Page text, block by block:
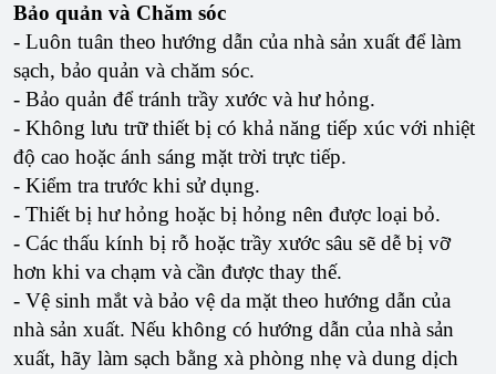
Bảo quản và Chăm sóc
- Luôn tuân theo hướng dẫn của nhà sản xuất để làm
sạch, bảo quản và chăm sóc.
- Bảo quản để tránh trầy xước và hư hỏng.
- Không lưu trữ thiết bị có khả năng tiếp xúc với nhiệt
độ cao hoặc ánh sáng mặt trời trực tiếp.
- Kiểm tra trước khi sử dụng.
- Thiết bị hư hỏng hoặc bị hỏng nên được loại bỏ.
- Các thấu kính bị rỗ hoặc trầy xước sâu sẽ dễ bị vỡ
hơn khi va chạm và cần được thay thế.
- Vệ sinh mắt và bảo vệ da mặt theo hướng dẫn của
nhà sản xuất. Nếu không có hướng dẫn của nhà sản
xuất, hãy làm sạch bằng xà phòng nhẹ và dung dịch